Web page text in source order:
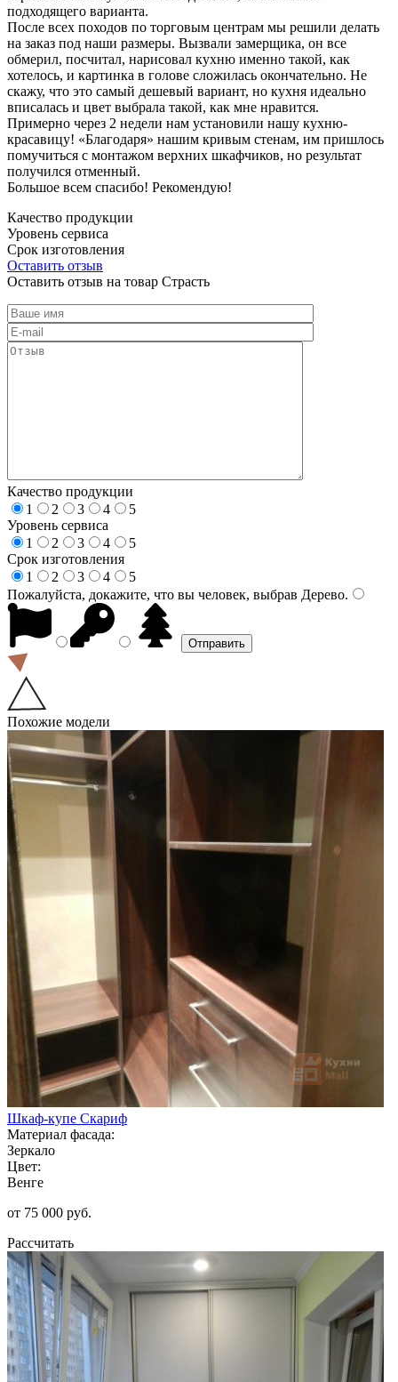
подходящего варианта.
После всех походов по торговым центрам мы решили делать
на заказ под наши размеры. Вызвали замерщика, он все
обмерил, посчитал, нарисовал кухню именно такой, как
хотелось, и картинка в голове сложилась окончательно. Не
скажу, что это самый дешевый вариант, но кухня идеально
вписалась и цвет выбрала такой, как мне нравится.
Примерно через 2 недели нам установили нашу кухню-
красавицу! «Благодаря» нашим кривым стенам, им пришлось
помучиться с монтажом верхних шкафчиков, но результат
получился отменный.
Большое всем спасибо! Рекомендую!
Качество продукции
Уровень сервиса
Срок изготовления
Оставить отзыв
Оставить отзыв на товар Страсть
Качество продукции
1
2 3 4
5
Уровень сервиса
1
2 3 4
5
Срок изготовления
1
2 3 4
5
Пожалуйста, докажите, что вы человек, выбрав Дерево.
Похожие модели
Шкаф-купе Скариф
Материал фасада:
Зеркало
Цвет:
Венге
от 75 000 руб.
Рассчитать